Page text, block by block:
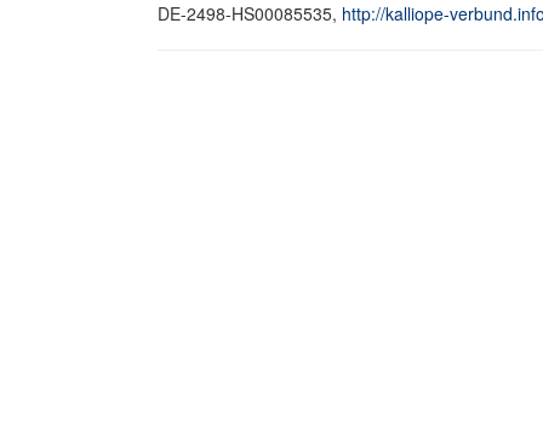
DE-2498-HS00085535, http://kalliope-